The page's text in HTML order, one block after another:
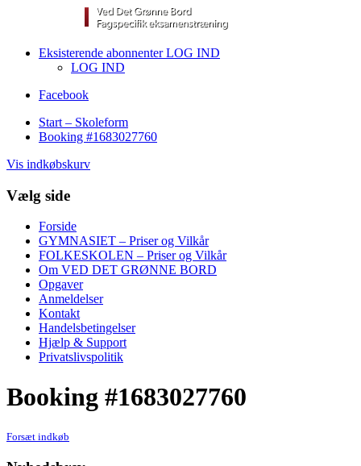
Eksisterende abonnenter LOG IND
LOG IND
Facebook
Start – Skoleform
Booking #1683027760
Vis indkøbskurv
Vælg side
Forside
GYMNASIET – Priser og Vilkår
FOLKESKOLEN – Priser og Vilkår
Om VED DET GRØNNE BORD
Opgaver
Anmeldelser
Kontakt
Handelsbetingelser
Hjælp & Support
Privatslivspolitik
Booking #1683027760
Forsæt indkøb